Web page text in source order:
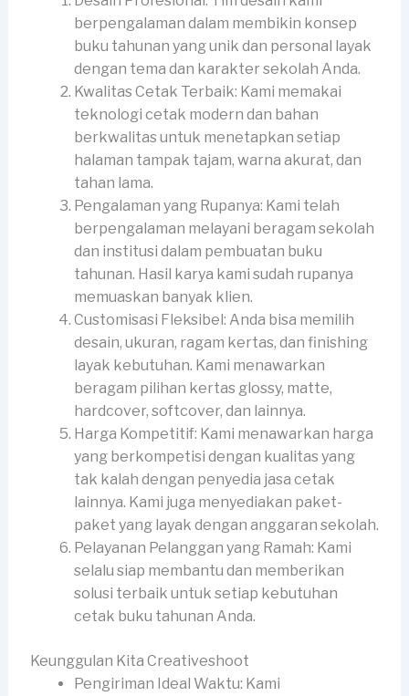
berpengalaman dalam membikin konsep
buku tahunan yang unik dan personal layak
dengan tema dan karakter sekolah Anda.
Kwalitas Cetak Terbaik: Kami memakai
teknologi cetak modern dan bahan
berkwalitas untuk menetapkan setiap
halaman tampak tajam, warna akurat, dan
tahan lama.
Pengalaman yang Rupanya: Kami telah
berpengalaman melayani beragam sekolah
dan institusi dalam pembuatan buku
tahunan. Hasil karya kami sudah rupanya
memuaskan banyak klien.
Customisasi Fleksibel: Anda bisa memilih
desain, ukuran, ragam kertas, dan finishing
layak kebutuhan. Kami menawarkan
beragam pilihan kertas glossy, matte,
hardcover, softcover, dan lainnya.
Harga Kompetitif: Kami menawarkan harga
yang berkompetisi dengan kualitas yang
tak kalah dengan penyedia jasa cetak
lainnya. Kami juga menyediakan paket-
paket yang layak dengan anggaran sekolah.
Pelayanan Pelanggan yang Ramah: Kami
selalu siap membantu dan memberikan
solusi terbaik untuk setiap kebutuhan
cetak buku tahunan Anda.
Keunggulan Kita Creativeshoot
Pengiriman Ideal Waktu: Kami